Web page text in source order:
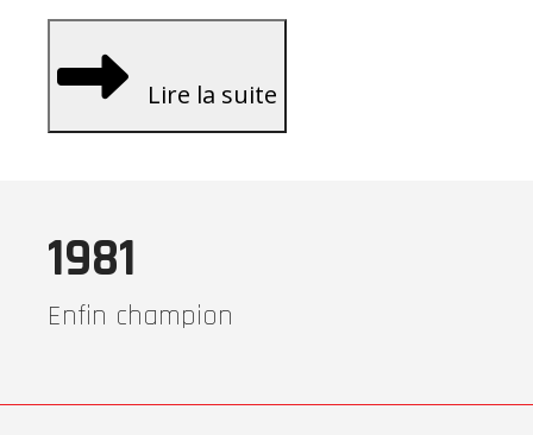
Lire la suite
1981
Enfin champion